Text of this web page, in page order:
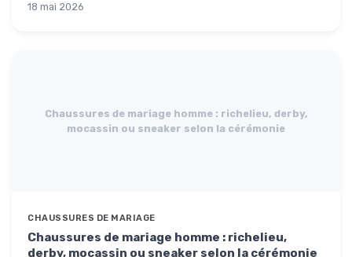
18 mai 2026
Chaussures de mariage homme : richelieu, derby,
mocassin ou sneaker selon la cérémonie
CHAUSSURES DE MARIAGE
Chaussures de mariage homme : richelieu,
derby, mocassin ou sneaker selon la cérémonie